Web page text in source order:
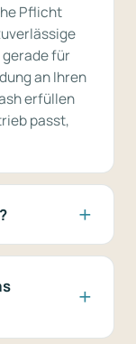
Pflicht
gerade für
an Ihren
erfüllen
passt,